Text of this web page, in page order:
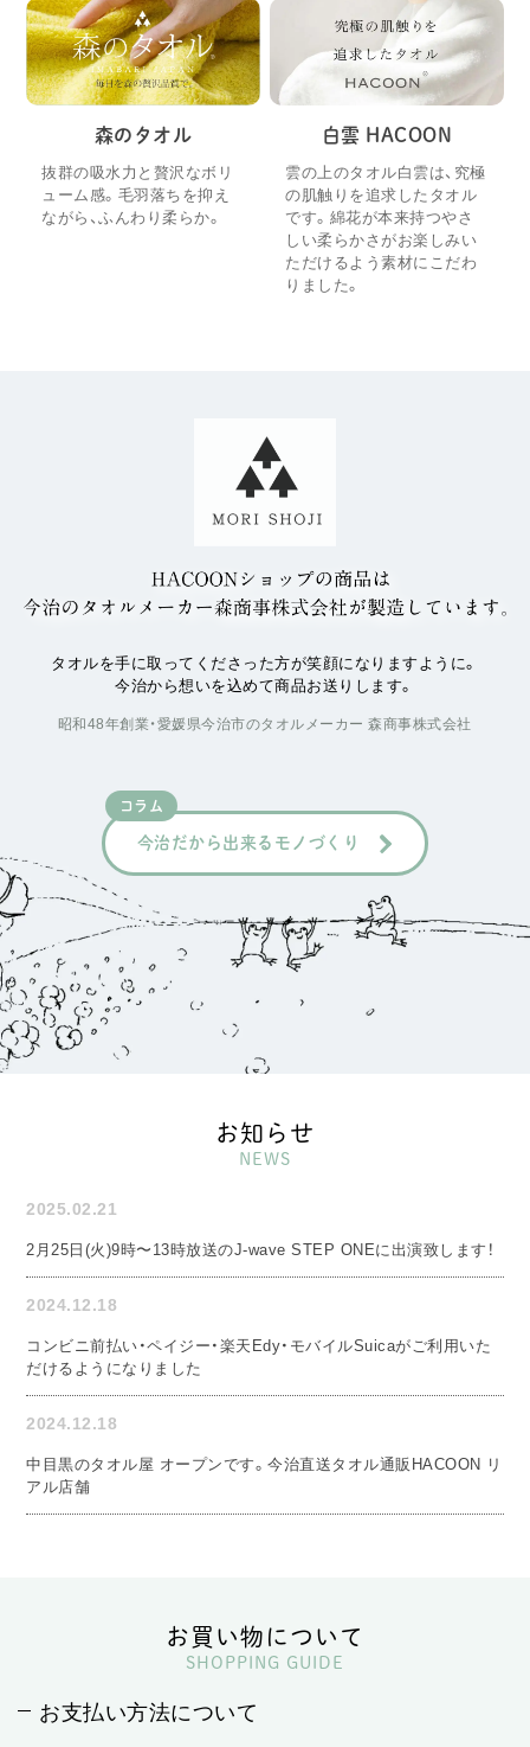
森のタオル
抜群の吸水力と贅沢なボリ
ューム感。毛羽落ちを抑え
ながら、ふんわり柔らか。
白雲 HACOON
雲の上のタオル白雲は、究極
の肌触りを追求したタオル
です。綿花が本来持つやさ
しい柔らかさがお楽しみい
ただけるよう素材にこだわ
りました。
タオルを手に取ってくださった方が笑顔になりますように。
今治から想いを込めて商品お送りします。
昭和48年創業・愛媛県今治市のタオルメーカー 森商事株式会社
コラム
今治だから出来るモノづくり
お知らせ
NEWS
2025.02.21
2月25日(火)9時〜13時放送のJ-wave STEP ONEに出演致します！
2024.12.18
コンビニ前払い・ペイジー・楽天Edy・モバイルSuicaがご利用いた
だけるようになりました
2024.12.18
中目黒のタオル屋 オープンです。今治直送タオル通販HACOON リ
アル店舗
お買い物について
SHOPPING GUIDE
お支払い方法について